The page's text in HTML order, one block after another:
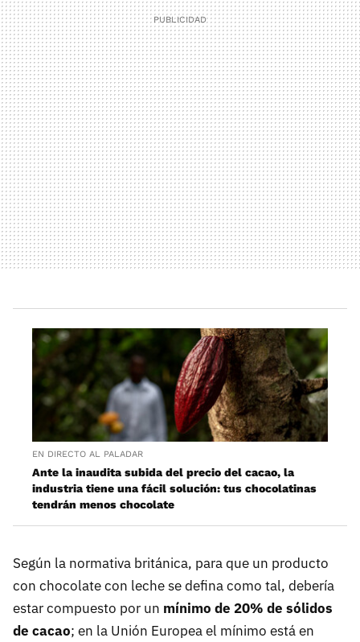
EN DIRECTO AL PALADAR
Ante la inaudita subida del precio del cacao, la
industria tiene una fácil solución: tus chocolatinas
tendrán menos chocolate
Según la normativa británica, para que un producto
con chocolate con leche se defina como tal, debería
estar compuesto por un mínimo de 20% de sólidos
de cacao; en la Unión Europea el mínimo está en